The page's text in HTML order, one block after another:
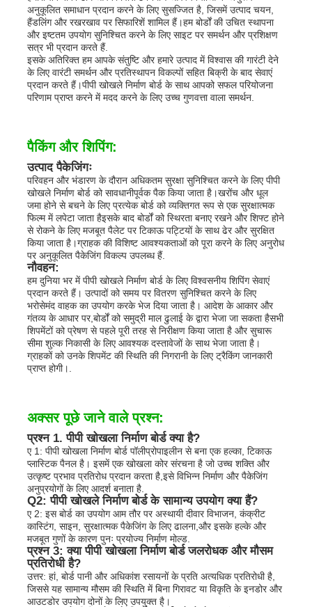
अनुकूलित समाधान प्रदान करने के लिए सुसज्जित है, जिसमें उत्पाद चयन,
हैंडलिंग और रखरखाव पर सिफारिशें शामिल हैं।हम बोर्डों की उचित स्थापना
और इष्टतम उपयोग सुनिश्चित करने के लिए साइट पर समर्थन और प्रशिक्षण
सत्र भी प्रदान करते हैं.
इसके अतिरिक्त हम आपके संतुष्टि और हमारे उत्पाद में विश्वास की गारंटी देने
के लिए वारंटी समर्थन और प्रतिस्थापन विकल्पों सहित बिक्री के बाद सेवाएं
प्रदान करते हैं।पीपी खोखले निर्माण बोर्ड के साथ आपको सफल परियोजना
परिणाम प्राप्त करने में मदद करने के लिए उच्च गुणवत्ता वाला समर्थन.
पैकिंग और शिपिंग:
उत्पाद पैकेजिंगः
परिवहन और भंडारण के दौरान अधिकतम सुरक्षा सुनिश्चित करने के लिए पीपी
खोखले निर्माण बोर्ड को सावधानीपूर्वक पैक किया जाता है।खरोंच और धूल
जमा होने से बचने के लिए प्रत्येक बोर्ड को व्यक्तिगत रूप से एक सुरक्षात्मक
फिल्म में लपेटा जाता हैइसके बाद बोर्डों को स्थिरता बनाए रखने और शिफ्ट होने
से रोकने के लिए मजबूत पैलेट पर टिकाऊ पट्टियों के साथ ढेर और सुरक्षित
किया जाता है।ग्राहक की विशिष्ट आवश्यकताओं को पूरा करने के लिए अनुरोध
पर अनुकूलित पैकेजिंग विकल्प उपलब्ध हैं.
नौवहन:
हम दुनिया भर में पीपी खोखले निर्माण बोर्ड के लिए विश्वसनीय शिपिंग सेवाएं
प्रदान करते हैं। उत्पादों को समय पर वितरण सुनिश्चित करने के लिए
भरोसेमंद वाहक का उपयोग करके भेज दिया जाता है। आदेश के आकार और
गंतव्य के आधार पर,बोर्डों को समुद्री माल ढुलाई के द्वारा भेजा जा सकता हैसभी
शिपमेंटों को प्रेषण से पहले पूरी तरह से निरीक्षण किया जाता है और सुचारू
सीमा शुल्क निकासी के लिए आवश्यक दस्तावेजों के साथ भेजा जाता है।
ग्राहकों को उनके शिपमेंट की स्थिति की निगरानी के लिए ट्रैकिंग जानकारी
प्राप्त होगी।.
अक्सर पूछे जाने वाले प्रश्न:
प्रश्न 1. पीपी खोखला निर्माण बोर्ड क्या है?
ए 1: पीपी खोखला निर्माण बोर्ड पॉलीप्रोपाइलीन से बना एक हल्का, टिकाऊ
प्लास्टिक पैनल है। इसमें एक खोखला कोर संरचना है जो उच्च शक्ति और
उत्कृष्ट प्रभाव प्रतिरोध प्रदान करता है,इसे विभिन्न निर्माण और पैकेजिंग
अनुप्रयोगों के लिए आदर्श बनाता है.
Q2: पीपी खोखले निर्माण बोर्ड के सामान्य उपयोग क्या हैं?
ए 2: इस बोर्ड का उपयोग आम तौर पर अस्थायी दीवार विभाजन, कंक्रीट
कास्टिंग, साइन, सुरक्षात्मक पैकेजिंग के लिए ढालना,और इसके हल्के और
मजबूत गुणों के कारण पुनः प्रयोज्य निर्माण मोल्ड.
प्रश्न 3: क्या पीपी खोखला निर्माण बोर्ड जलरोधक और मौसम
प्रतिरोधी है?
उत्तर: हां, बोर्ड पानी और अधिकांश रसायनों के प्रति अत्यधिक प्रतिरोधी है,
जिससे यह सामान्य मौसम की स्थिति में बिना गिरावट या विकृति के इनडोर और
आउटडोर उपयोग दोनों के लिए उपयुक्त है।